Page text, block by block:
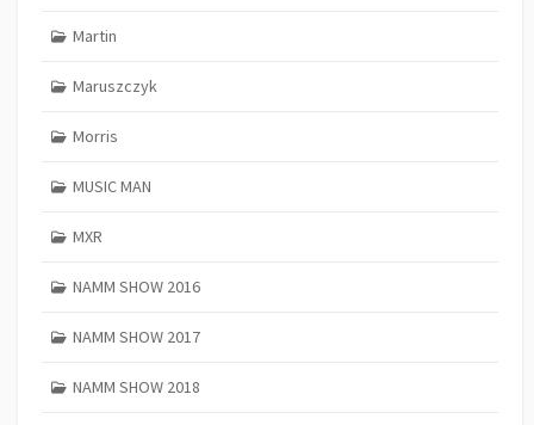
Martin
Maruszczyk
Morris
MUSIC MAN
MXR
NAMM SHOW 2016
NAMM SHOW 2017
NAMM SHOW 2018